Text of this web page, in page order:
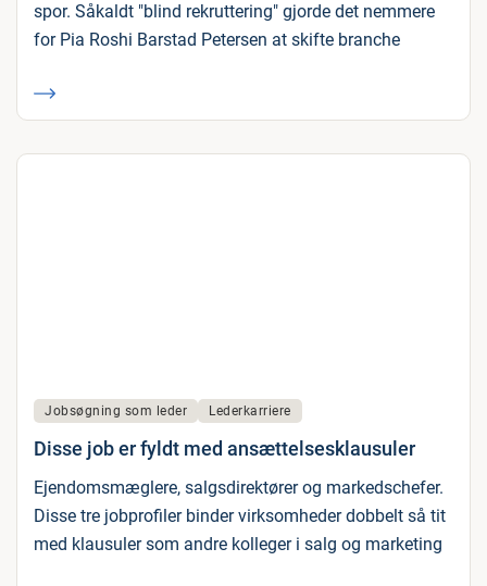
spor. Såkaldt "blind rekruttering" gjorde det nemmere
for Pia Roshi Barstad Petersen at skifte branche
Jobsøgning som leder Lederkarriere
Disse job er fyldt med ansættelsesklausuler
Ejendomsmæglere, salgsdirektører og markedschefer.
Disse tre jobprofiler binder virksomheder dobbelt så tit
med klausuler som andre kolleger i salg og marketing